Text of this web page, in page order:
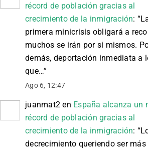
récord de población gracias al
crecimiento de la inmigración: “
primera minicrisis obligará a
muchos se irán por si mismos.
demás, deportación inmediata a
que…”
Ago 6, 12:47
juanmat2 en España alcanza un
récord de población gracias al
crecimiento de la inmigración: “
decrecimiento queriendo ser más